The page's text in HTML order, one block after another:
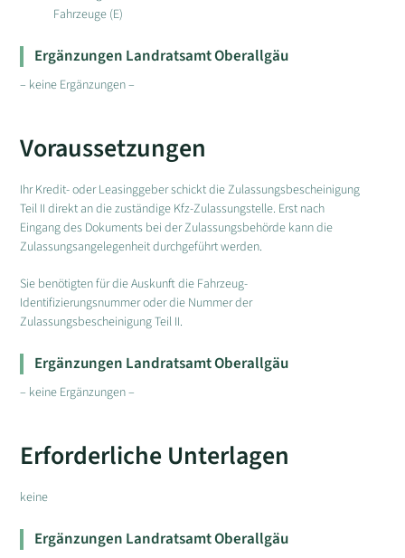
Fahrzeuge (E)
Ergänzungen Landratsamt Oberallgäu
– keine Ergänzungen –
Voraussetzungen
Ihr Kredit- oder Leasinggeber schickt die Zulassungsbescheinigung
Teil II direkt an die zuständige Kfz-Zulassungstelle. Erst nach
Eingang des Dokuments bei der Zulassungsbehörde kann die
Zulassungsangelegenheit durchgeführt werden.
Sie benötigten für die Auskunft die Fahrzeug-
Identifizierungsnummer oder die Nummer der
Zulassungsbescheinigung Teil II.
Ergänzungen Landratsamt Oberallgäu
– keine Ergänzungen –
Erforderliche Unterlagen
keine
Ergänzungen Landratsamt Oberallgäu